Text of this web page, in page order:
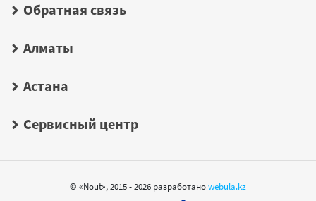
Обратная связь
Алматы
Астана
Сервисный центр
© «Nout», 2015 - 2026 разработаноwebula.kz